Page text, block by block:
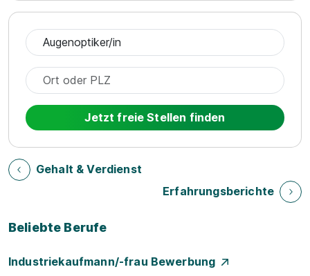
Jetzt freie Stellen finden
Gehalt & Verdienst
Erfahrungsberichte
Beliebte Berufe
Industriekaufmann/-frau Bewerbung